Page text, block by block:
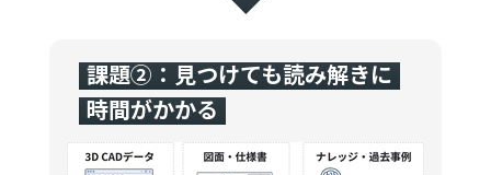
課題②：見つけても読み解きに
時間がかかる